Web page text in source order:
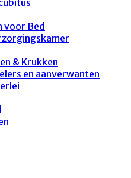
voor Bed
& Krukken
en aanverwanten